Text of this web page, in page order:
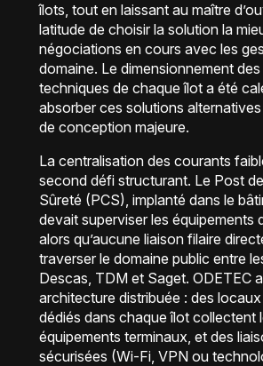
îlots, tout en laissant au maître
latitude de choisir la solution la
négociations en cours avec les
domaine. Le dimensionnement
techniques de chaque îlot a été
absorber ces solutions
de conception majeure.
La centralisation des courants
second défi structurant. Le Post
Sûreté (PCS), implanté dans le
devait superviser les équipements
alors qu’aucune liaison filaire
traverser le domaine public entre
Descas, TDM et Saget. ODETEC
architecture distribuée : des
dédiés dans chaque îlot collectent
équipements terminaux, et des
sécurisées (Wi-Fi, VPN ou